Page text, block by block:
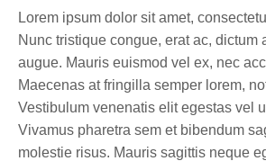
Lorem ipsum dolor sit amet,
Nunc tristique congue, erat ac, dictum
augue. Mauris euismod vel ex, nec
Maecenas at fringilla semper lorem,
Vestibulum venenatis elit egestas vel
Vivamus pharetra sem et bibendum
molestie risus. Mauris sagittis neque